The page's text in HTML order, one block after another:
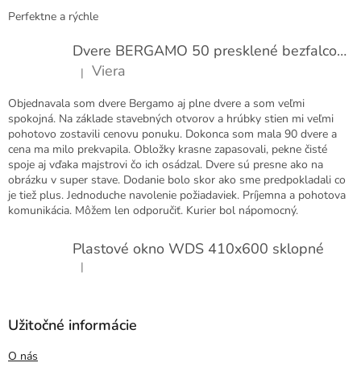
Perfektne a rýchle
Dvere BERGAMO 50 presklené bezfalcové EXTRA
Hodnotenie produktu je 5 z 5 hviezdičiek.
| Viera
Objednavala som dvere Bergamo aj plne dvere a som veľmi
spokojná. Na základe stavebných otvorov a hrúbky stien mi veľmi
pohotovo zostavili cenovu ponuku. Dokonca som mala 90 dvere a
cena ma milo prekvapila. Obložky krasne zapasovali, pekne čisté
spoje aj vďaka majstrovi čo ich osádzal. Dvere sú presne ako na
obrázku v super stave. Dodanie bolo skor ako sme predpokladali co
je tiež plus. Jednoduche navolenie požiadaviek. Príjemna a pohotova
komunikácia. Môžem len odporučiť. Kurier bol nápomocný.
Plastové okno WDS 410x600 sklopné
Hodnotenie produktu je 5 z 5 hviezdičiek.
|
Užitočné informácie
O nás